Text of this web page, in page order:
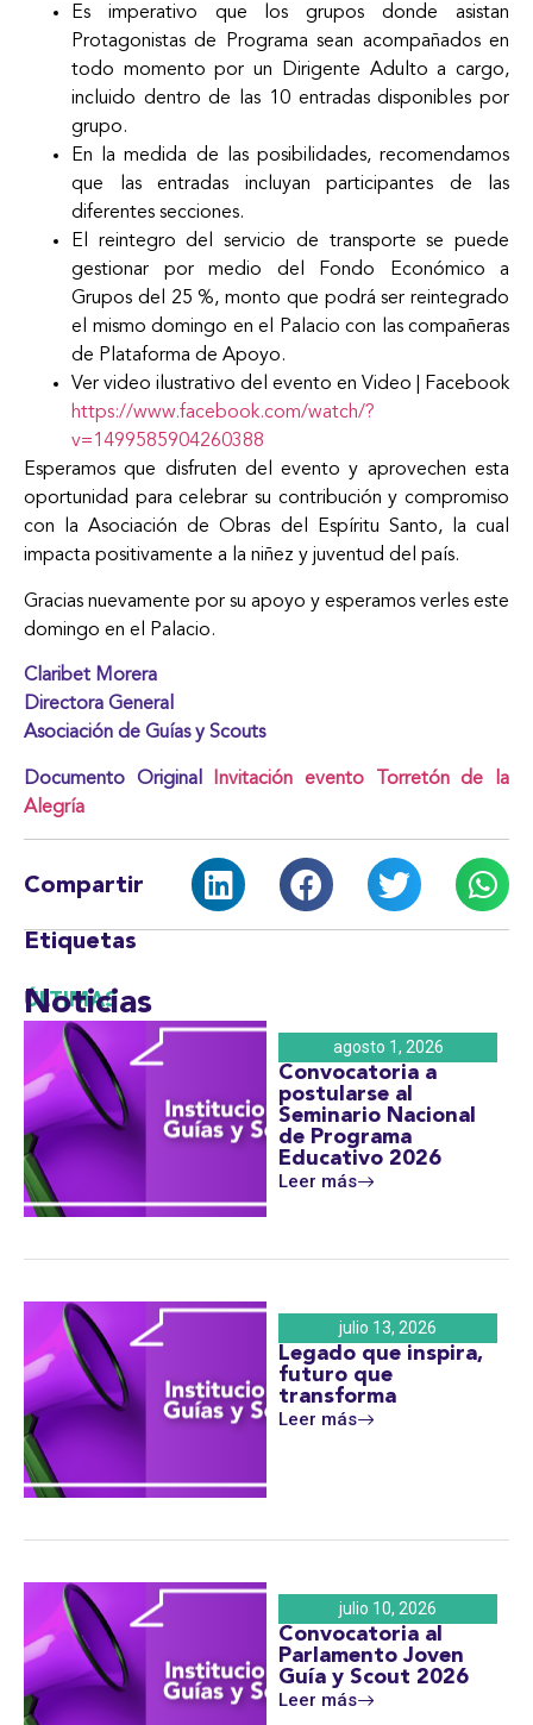
Es imperativo que los grupos donde asistan
Protagonistas de Programa sean acompañados en
todo momento por un Dirigente Adulto a cargo,
incluido dentro de las 10 entradas disponibles por
grupo.
En la medida de las posibilidades, recomendamos
que las entradas incluyan participantes de las
diferentes secciones.
El reintegro del servicio de transporte se puede
gestionar por medio del Fondo Económico a
Grupos del 25 %, monto que podrá ser reintegrado
el mismo domingo en el Palacio con las compañeras
de Plataforma de Apoyo.
Ver video ilustrativo del evento en Video | Facebook
https://www.facebook.com/watch/?
v=1499585904260388
Esperamos que disfruten del evento y aprovechen esta
oportunidad para celebrar su contribución y compromiso
con la Asociación de Obras del Espíritu Santo, la cual
impacta positivamente a la niñez y juventud del país.
Gracias nuevamente por su apoyo y esperamos verles este
domingo en el Palacio.
Claribet Morera
Directora General
Asociación de Guías y Scouts
Documento Original
Invitación evento Torretón de la
Alegría
Compartir
Etiquetas
ÚLTIMAS
Noticias
agosto 1, 2026
Convocatoria a
postularse al
Seminario Nacional
de Programa
Educativo 2026
Leer más
julio 13, 2026
Legado que inspira,
futuro que
transforma
Leer más
julio 10, 2026
Convocatoria al
Parlamento Joven
Guía y Scout 2026
Leer más